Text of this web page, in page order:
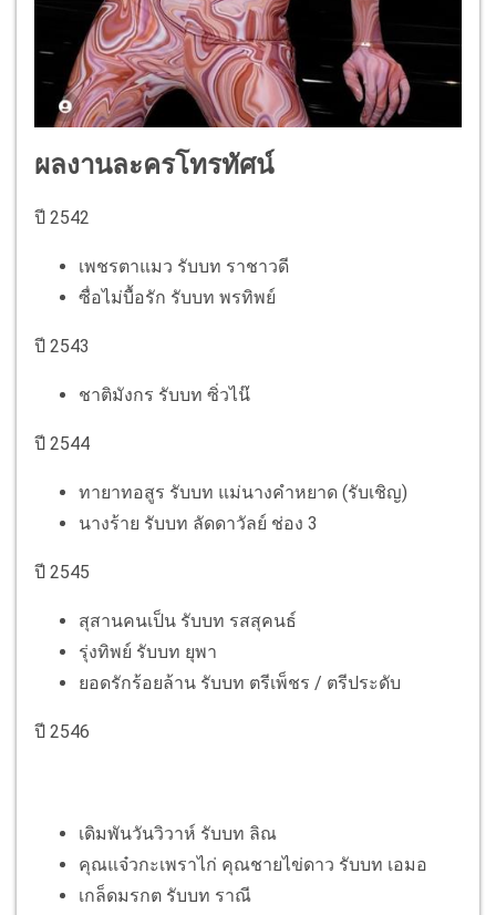
ผลงานละครโทรทัศน์
ปี 2542
เพชรตาแมว รับบท ราชาวดี
ซื่อไม่บื้อรัก รับบท พรทิพย์
ปี 2543
ชาติมังกร รับบท ซิ่วไน๊
ปี 2544
ทายาทอสูร รับบท แม่นางคำหยาด (รับเชิญ)
นางร้าย รับบท ลัดดาวัลย์ ช่อง 3
ปี 2545
สุสานคนเป็น รับบท รสสุคนธ์
รุ่งทิพย์ รับบท ยุพา
ยอดรักร้อยล้าน รับบท ตรีเพ็ชร / ตรีประดับ
ปี 2546
เดิมพันวันวิวาห์ รับบท ลิณ
คุณแจ๋วกะเพราไก่ คุณชายไข่ดาว รับบท เอมอ
เกล็ดมรกต รับบท ราณี